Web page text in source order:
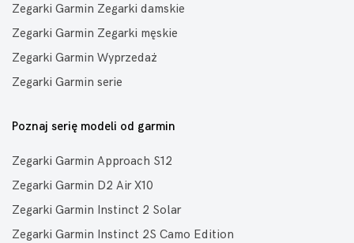
Zegarki Garmin Zegarki damskie
Zegarki Garmin Zegarki męskie
Zegarki Garmin Wyprzedaż
Zegarki Garmin serie
Poznaj serię modeli od garmin
Zegarki Garmin Approach S12
Zegarki Garmin D2 Air X10
Zegarki Garmin Instinct 2 Solar
Zegarki Garmin Instinct 2S Camo Edition